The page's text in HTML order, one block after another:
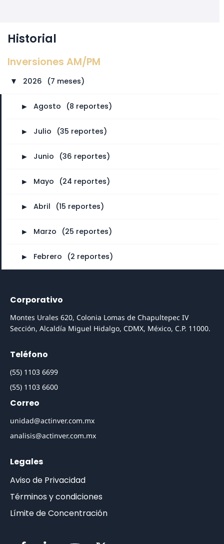
Historial
Inversiones AM/PM
► 2026 (7 meses)
► Agosto (8 reportes)
► Julio (35 reportes)
► Junio (36 reportes)
► Mayo (24 reportes)
► Abril (15 reportes)
► Marzo (25 reportes)
► Febrero (2 reportes)
Corporativo
Montes Urales 620, Colonia Lomas de Chapultepec IV
Sección, Alcaldía Miguel Hidalgo, CDMX, México, C.P. 11000.
Teléfono
(55) 1103 6699
(55) 1103 6600
Correo
unidad@actinver.com.mx
analisis@actinver.com.mx
Legales
Aviso de Privacidad
Términos y condiciones
Límite de Concentración